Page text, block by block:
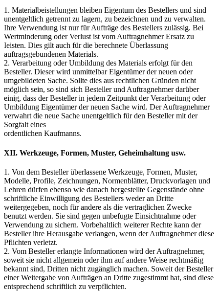
1. Materialbeistellungen bleiben Eigentum des Bestellers und sind
unentgeltlich getrennt zu lagern, zu bezeichnen und zu verwalten.
Ihre Verwendung ist nur für Aufträge des Bestellers zulässig. Bei
Wertminderung oder Verlust ist vom Auftragnehmer Ersatz zu
Ieisten. Dies gilt auch für die berechnete Überlassung
auftragsgebundenen Materials.
2. Verarbeitung oder Umbildung des Materials erfolgt für den
Besteller. Dieser wird unmittelbar Eigentümer der neuen oder
umgebildeten Sache. Sollte dies aus rechtlichen Gründen nicht
möglich sein, so sind sich Besteller und Auftragnehmer darüber
einig, dass der Besteller in jedem Zeitpunkt der Verarbeitung oder
Umbildung Eigentümer der neuen Sache wird. Der Auftragnehmer
verwahrt die neue Sache unentgeltlich für den Besteller mit der
Sorgfalt eines
ordentlichen Kaufmanns.
XII. Werkzeuge, Formen, Muster, Geheimhaltung usw.
1. Von dem Besteller überlassene Werkzeuge, Formen, Muster,
Modelle, Profile, Zeichnungen, Normenblätter, Druckvorlagen und
Lehren dürfen ebenso wie danach hergestellte Gegenstände ohne
schriftliche Einwilligung des Bestellers weder an Dritte
weitergegeben, noch für andere als die vertraglichen Zwecke
benutzt werden. Sie sind gegen unbefugte Einsichtnahme oder
Verwendung zu sichern. Vorbehaltlich weiterer Rechte kann der
Besteller ihre Herausgabe verlangen, wenn der Auftragnehmer diese
Pflichten verletzt.
2. Vom Besteller erlangte Informationen wird der Auftragnehmer,
soweit sie nicht allgemein oder ihm auf andere Weise rechtmäßig
bekannt sind, Dritten nicht zugänglich machen. Soweit der Besteller
einer Weitergabe von Aufträgen an Dritte zugestimmt hat, sind diese
entsprechend schriftlich zu verpflichten.